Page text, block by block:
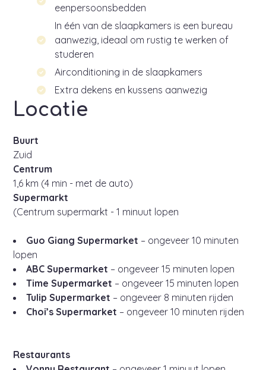
eenpersoonsbedden
In één van de slaapkamers is een bureau
aanwezig, ideaal om rustig te werken of
studeren
Airconditioning in de slaapkamers
Extra dekens en kussens aanwezig
Locatie
Buurt
Zuid
Centrum
1,6 km (4 min - met de auto)
Supermarkt
(Centrum supermarkt - 1 minuut lopen
Guo Giang Supermarket – ongeveer 10 minuten
lopen
ABC Supermarket – ongeveer 15 minuten lopen
Time Supermarket – ongeveer 15 minuten lopen
Tulip Supermarket – ongeveer 8 minuten rijden
Choi’s Supermarket – ongeveer 10 minuten rijden
Restaurants